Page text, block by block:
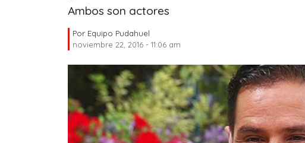
Ambos son actores
Por Equipo Pudahuel
noviembre 22, 2016 - 11:06 am